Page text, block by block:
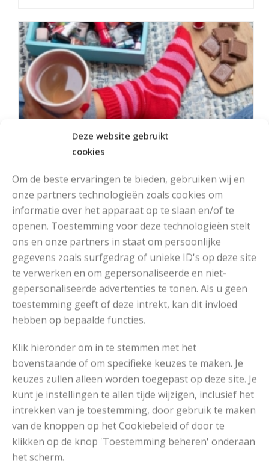
Deze website gebruikt
cookies
Om de beste ervaringen te bieden, gebruiken wij en
onze partners technologieën zoals cookies om
informatie over het apparaat op te slaan en/of te
openen. Toestemming voor deze technologieën stelt
ons en onze partners in staat om persoonlijke
gegevens zoals surfgedrag of unieke ID's op deze site
te verwerken en om gepersonaliseerde en niet-
gepersonaliseerde advertenties te tonen. Als u geen
toestemming geeft of deze intrekt, kan dit invloed
hebben op bepaalde functies.
Klik hieronder om in te stemmen met het
bovenstaande of om specifieke keuzes te maken. Je
keuzes zullen alleen worden toegepast op deze site. Je
kunt je instellingen te allen tijde wijzigen, inclusief het
intrekken van je toestemming, door gebruik te maken
van de knoppen op het Cookiebeleid of door te
klikken op de knop 'Toestemming beheren' onderaan
het scherm.
MOOIE DIKGESTREEPTE SOKKEN BREIEN VAN DURABLE GAREN
DAMESJAS BREIEN VAN HEERLIJK ZACHT GAREN